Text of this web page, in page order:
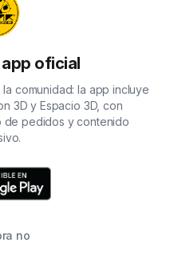
oficial
comunidad: la app incluye
3D y Espacio 3D, con
de pedidos y contenido
no